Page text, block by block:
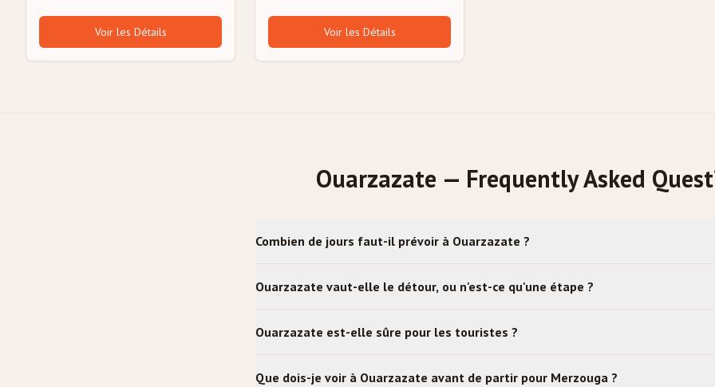
Voir les Détails Voir les Détails
Ouarzazate — Frequently Asked
Combien de jours faut-il prévoir à Ouarzazate ?
Ouarzazate vaut-elle le détour, ou n'est-ce qu'une étape ?
Ouarzazate est-elle sûre pour les touristes ?
Que dois-je voir à Ouarzazate avant de partir pour Merzouga ?